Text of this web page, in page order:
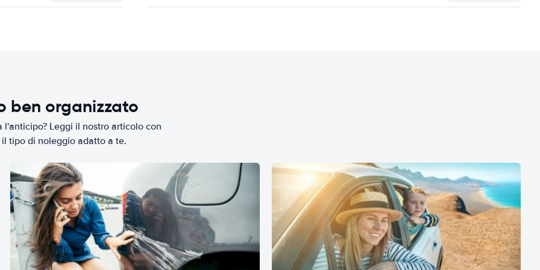
ben organizzato
Leggi il nostro articolo con
tipo di noleggio adatto a te.